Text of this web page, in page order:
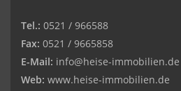
Tel.: 0521 / 966588
Fax: 0521 / 9665858
E-Mail: info@heise-immobilien.de
Web: www.heise-immobilien.de